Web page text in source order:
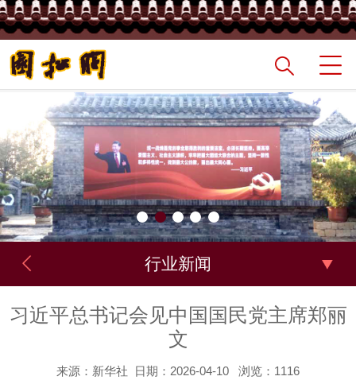
行业新闻
习近平总书记会见中国国民党主席郑丽
文
来源：新华社 日期：2026-04-10 浏览：1116